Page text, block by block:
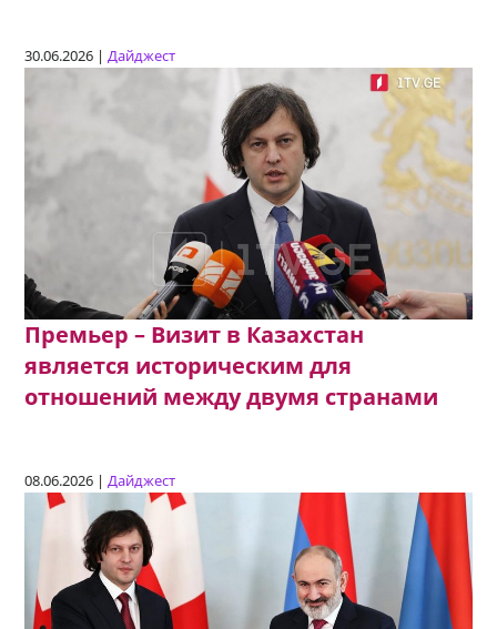
30.06.2026 |Дайджест
Премьер – Визит в Казахстан
является историческим для
отношений между двумя странами
08.06.2026 |Дайджест